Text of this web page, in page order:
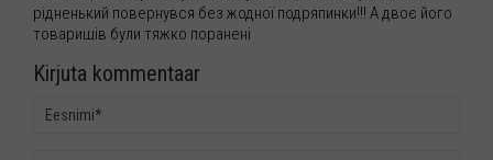
рідненький повернувся без жодної подряпинки!!! А двоє його
товаришів були тяжко поранені
Kirjuta kommentaar